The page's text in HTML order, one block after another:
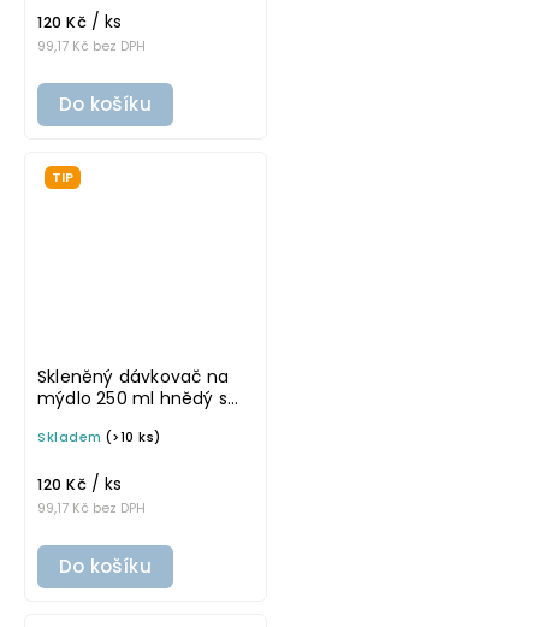
99,17 Kč bez DPH
120 Kč / ks
Do košíku
TIP
Skleněný dávkovač na
mýdlo 250 ml hnědý s
MONA
Skladem (>10 ks)
99,17 Kč bez DPH
120 Kč / ks
Do košíku